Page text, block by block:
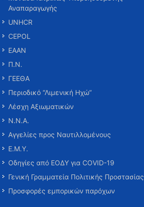
Αναπαραγωγής
UNHCR
CEPOL
ΕΑΑΝ
Π.Ν.
ΓΕΕΘΑ
Περιοδικό “Λιμενική Ηχώ”
Λέσχη Αξιωματικών
Ν.Ν.Α.
Αγγελίες προς Ναυτιλλομένους
Ε.Μ.Υ.
Οδηγίες από ΕΟΔΥ για COVID-19
Γενική Γραμματεία Πολιτικής Προστασίας
Προσφορές εμπορικών παρόχων